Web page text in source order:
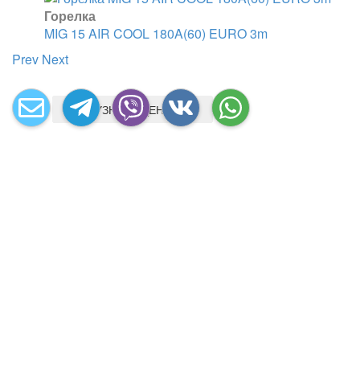
УЗНАТЬ ЦЕНУ
УЗНАТЬ ЦЕНУ
УЗНАТЬ ЦЕНУ
УЗНАТЬ ЦЕНУ
УЗНАТЬ ЦЕНУ
Горелка
MIG 15 AIR COOL 180A(60) EURO 3m
УЗНАТЬ ЦЕНУ
Prev Next